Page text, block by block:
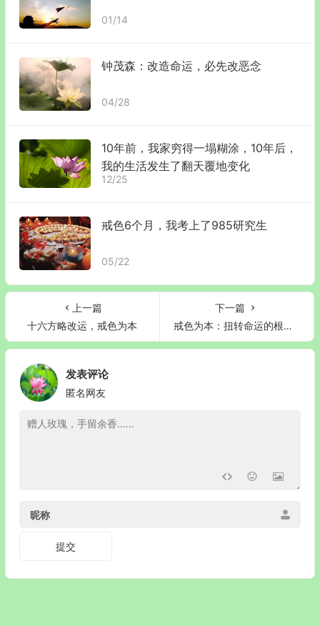
01/14
钟茂森：改造命运，必先改恶念
04/28
10年前，我家穷得一塌糊涂，10年后，
我的生活发生了翻天覆地变化
12/25
戒色6个月，我考上了985研究生
05/22
上一篇
十六方略改运，戒色为本
下一篇
戒色为本：扭转命运的根基之道‌
发表评论
匿名网友
昵称